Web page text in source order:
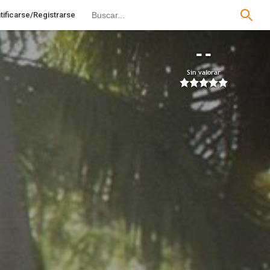
Registrarse
--
Sin valorar